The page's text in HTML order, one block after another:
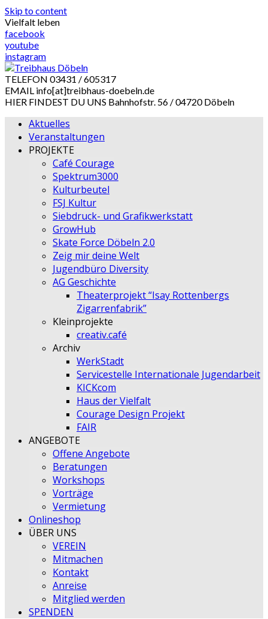
Skip to content
Vielfalt leben
facebook
youtube
instagram
TELEFON 03431 / 605317
EMAIL info[at]treibhaus-doebeln.de
HIER FINDEST DU UNS Bahnhofstr. 56 / 04720 Döbeln
Aktuelles
Veranstaltungen
PROJEKTE
Café Courage
Spektrum3000
Kulturbeutel
FSJ Kultur
Siebdruck- und Grafikwerkstatt
GrowHub
Skate Force Döbeln 2.0
Zeig mir deine Welt
Jugendbüro Diversity
AG Geschichte
Theaterprojekt “Isay Rottenbergs
Zigarrenfabrik”
Kleinprojekte
creativ.café
Archiv
WerkStadt
Servicestelle Internationale Jugendarbeit
KICKcom
Haus der Vielfalt
Courage Design Projekt
FAIR
ANGEBOTE
Offene Angebote
Beratungen
Workshops
Vorträge
Vermietung
Onlineshop
ÜBER UNS
VEREIN
Mitmachen
Kontakt
Anreise
Mitglied werden
SPENDEN